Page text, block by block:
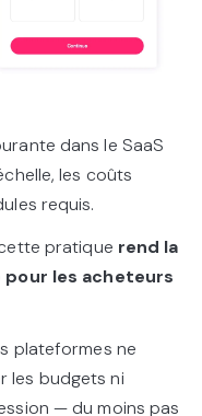
dans le SaaS
les coûts
requis.
pratique rend la
les acheteurs
plateformes ne
les budgets ni
— du moins pas